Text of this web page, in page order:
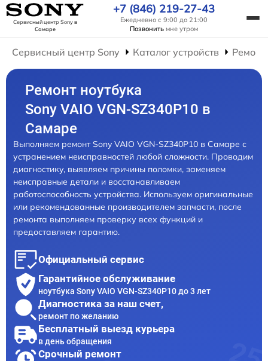
Сервисный центр Sonyв
Самаре
+7 (846) 219-27-43
Ежедневно с 9:00 до 21:00
Позвонить мне утром
Сервисный центр Sony Каталог устройств
Ремонт ноутбука
Sony VAIO VGN-SZ340P10 в
Самаре
Выполняем ремонт Sony VAIO VGN-SZ340P10 в Самаре с
устранением неисправностей любой сложности. Проводим
диагностику, выявляем причины поломки, заменяем
неисправные детали и восстанавливаем
работоспособность устройства. Используем оригинальные
или рекомендованные производителем запчасти, после
ремонта выполняем проверку всех функций и
предоставляем гарантию.
Официальный сервис
Гарантийное обслуживание
ноутбука Sony VAIO VGN-SZ340P10 до 3 лет
Диагностика за наш счет,
ремонт по желанию
Бесплатный выезд курьера
в день обращения
Срочный ремонт